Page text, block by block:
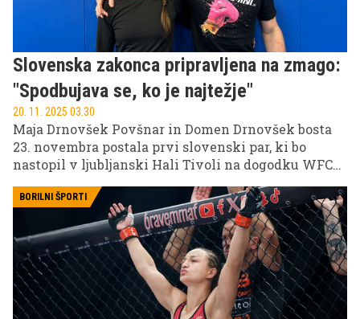
Slovenska zakonca pripravljena na zmago:
"Spodbujava se, ko je najtežje"
20. 11. 2025 03.30
Maja Drnovšek Povšnar in Domen Drnovšek bosta
23. novembra postala prvi slovenski par, ki bo
nastopil v ljubljanski Hali Tivoli na dogodku WFC
29 / Brave CF 102. Maja bo prvič stopila v MMA
kletko, Domen pa že četrtič. V intervjuju sta z nami
delila svoje priprave in spremembe v življenju po
rojstvu hčerke.
BORILNI ŠPORTI